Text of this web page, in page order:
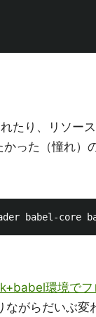
り、リソース
かった（憧れ）
環境でフ
がらだいぶ変